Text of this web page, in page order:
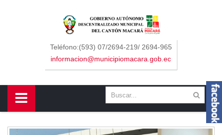
Teléfono:(593) 07/2694-219/ 2694-965
informacion@municipiomacara.gob.ec
Sidebar Menu
Concejo
Departamentos
Contáctenos